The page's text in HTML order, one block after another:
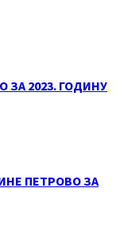
2023. ГОДИНУ
ПЕТРОВО ЗА